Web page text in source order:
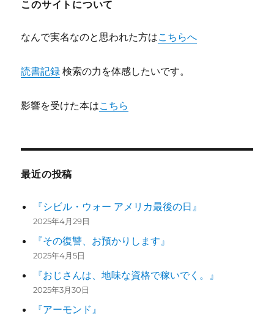
このサイトについて
なんで実名なのと思われた方はこちらへ
読書記録 検索の力を体感したいです。
影響を受けた本はこちら
最近の投稿
『シビル・ウォー アメリカ最後の日』
2025年4月29日
『その復讐、お預かりします』
2025年4月5日
『おじさんは、地味な資格で稼いでく。』
2025年3月30日
『アーモンド』